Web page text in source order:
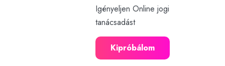
Igényeljen Online jogi
tanácsadást
Kipróbálom